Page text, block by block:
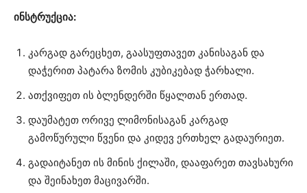
ინსტრუქცია:
კარგად გარეცხეთ, გაასუფთავეთ კანისაგან და
დაჭერით პატარა ზომის კუბიკებად ჭარხალი.
ათქვიფეთ ის ბლენდერში წყალთან ერთად.
დაუმატეთ ორივე ლიმონისაგან კარგად
გამოწურული წვენი და კიდევ ერთხელ გადაურიეთ.
გადაიტანეთ ის მინის ქილაში, დააფარეთ თავსახური
და შეინახეთ მაცივარში.